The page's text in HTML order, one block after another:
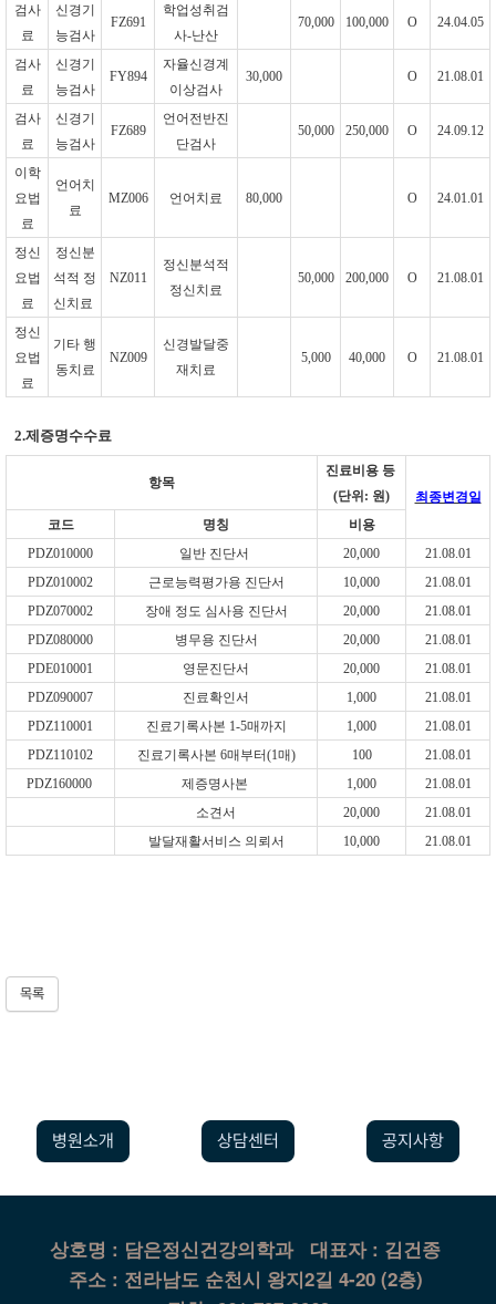
검사
료
신경기
능검사
FZ691
학업성취검
사-난산
70,000 100,000 O 24.04.05
검사
료
신경기
능검사
FY894
자율신경계
이상검사
30,000 O 21.08.01
검사
료
신경기
능검사
FZ689
언어전반진
단검사
50,000 250,000 O 24.09.12
이학
요법
료
언어치
료
MZ006 언어치료 80,000 O 24.01.01
정신
요법
료
정신분
석적 정
신치료
NZ011
정신분석적
정신치료
50,000 200,000 O 21.08.01
정신
요법
료
기타 행
동치료
NZ009
신경발달중
재치료
5,000 40,000 O 21.08.01
2.제증명수수료
항목
진료비용 등
(단위 : 원)
최종변경일
코드
명칭
비용
PDZ010000
일반 진단서 20,000
21.08.01
PDZ010002
근로능력평가용 진단서 10,000
21.08.01
PDZ070002
장애 정도 심사용 진단서 20,000
21.08.01
PDZ080000
병무용 진단서 20,000
21.08.01
PDE010001
영문진단서 20,000
21.08.01
PDZ090007
진료확인서 1,000
21.08.01
PDZ110001
진료기록사본 1-5매까지 1,000
21.08.01
PDZ110102
진료기록사본 6매부터(1매) 100
21.08.01
PDZ160000
제증명사본 1,000
21.08.01
소견서
20,000
21.08.01
발달재활서비스 의뢰서
10,000 21.08.01
목록
병원소개 상담센터 공지사항
상호명 : 담은정신건강의학과 대표자 : 김건종
주소 : 전라남도 순천시 왕지2길 4-20 (2층)